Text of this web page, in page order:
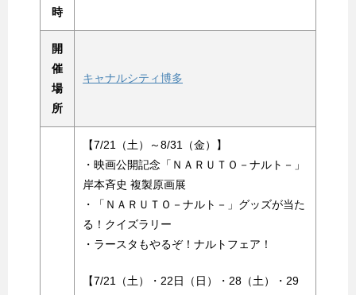
時
開
催
場
所
キャナルシティ博多
【7/21（土）～8/31（金）】
・映画公開記念「ＮＡＲＵＴＯ－ナルト－」
岸本斉史 複製原画展
・「ＮＡＲＵＴＯ－ナルト－」グッズが当た
る！クイズラリー
・ラースタもやるぞ！ナルトフェア！
【7/21（土）・22日（日）・28（土）・29